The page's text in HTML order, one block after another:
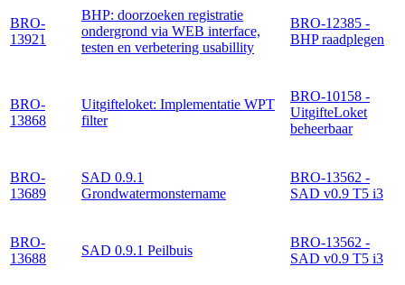
BRO-
13921
BHP: doorzoeken registratie
ondergrond via WEB interface,
testen en verbetering usabillity
BRO-12385 -
BHP raadplegen
BRO-
13868
Uitgifteloket: Implementatie WPT
filter
BRO-10158 -
UitgifteLoket
beheerbaar
BRO-
13689
SAD 0.9.1
Grondwatermonstername
BRO-13562 -
SAD v0.9 T5 i3
BRO-
13688
SAD 0.9.1 Peilbuis
BRO-13562 -
SAD v0.9 T5 i3